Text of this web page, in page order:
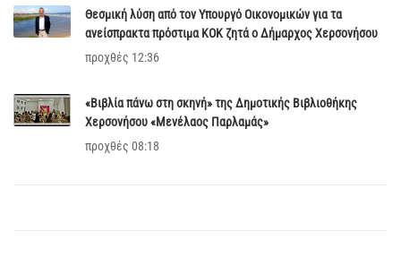
Θεσμική λύση από τον Υπουργό Οικονομικών για τα
ανείσπρακτα πρόστιμα ΚΟΚ ζητά ο Δήμαρχος Χερσονήσου
προχθές 12:36
«Βιβλία πάνω στη σκηνή» της Δημοτικής Βιβλιοθήκης
Χερσονήσου «Μενέλαος Παρλαμάς»
προχθές 08:18